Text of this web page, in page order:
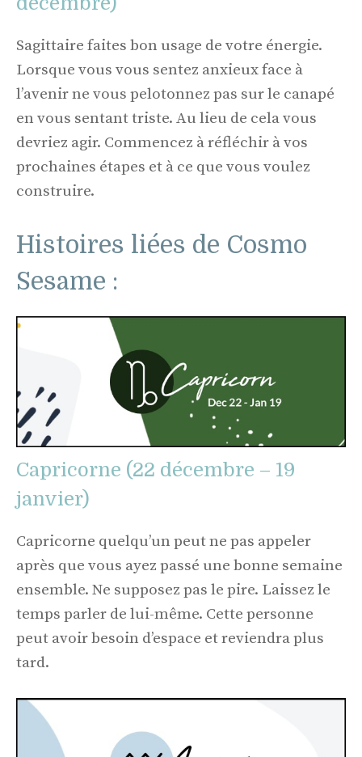
Sagittaire faites bon usage de votre énergie.
Lorsque vous vous sentez anxieux face à
l’avenir ne vous pelotonnez pas sur le canapé
en vous sentant triste. Au lieu de cela vous
devriez agir. Commencez à réfléchir à vos
prochaines étapes et à ce que vous voulez
construire.
Histoires liées de Cosmo
Sesame :
Capricorne (22 décembre – 19
janvier)
Capricorne quelqu’un peut ne pas appeler
après que vous ayez passé une bonne semaine
ensemble. Ne supposez pas le pire. Laissez le
temps parler de lui-même. Cette personne
peut avoir besoin d’espace et reviendra plus
tard.